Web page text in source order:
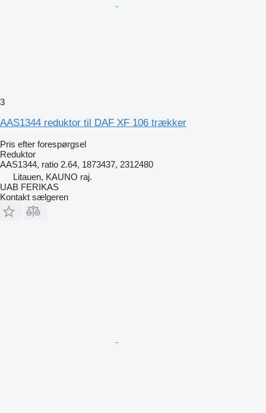
3
AAS1344 reduktor til DAF XF 106 trækker
Pris efter forespørgsel
Reduktor
AAS1344, ratio 2.64, 1873437, 2312480
Litauen, KAUNO raj.
UAB FERIKAS
Kontakt sælgeren